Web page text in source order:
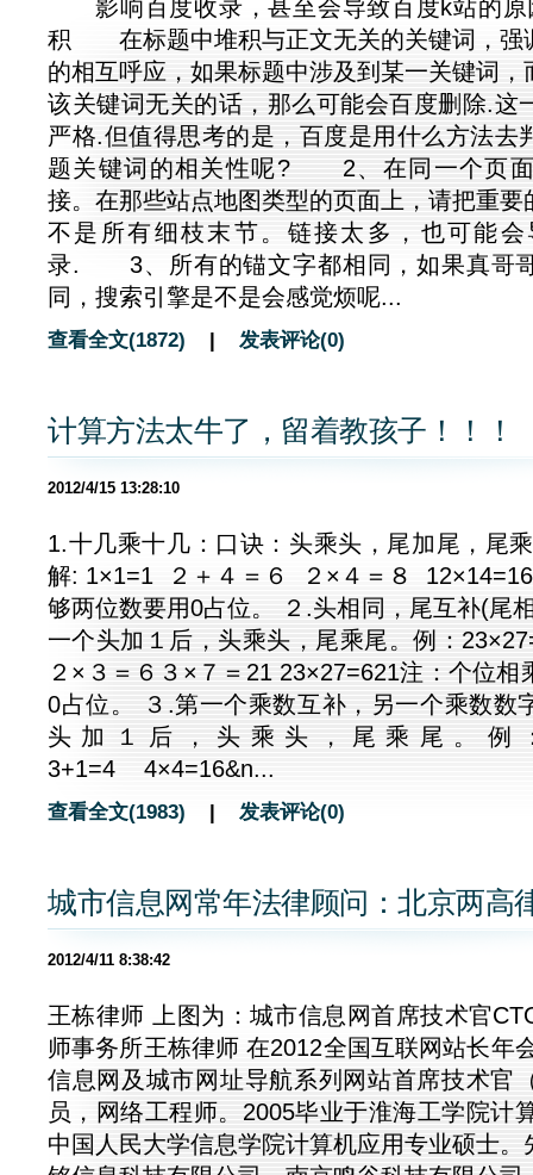
影响百度收录，甚至会导致百度k站的
积 在标题中堆积与正文无关的关键词，强
的相互呼应，如果标题中涉及到某一关键词
该关键词无关的话，那么可能会百度删除.这
严格.但值得思考的是，百度是用什么方法去
题关键词的相关性呢? 2、在同一个页面
接。在那些站点地图类型的页面上，请把重要
不是所有细枝末节。链接太多，也可能
录. 3、所有的锚文字都相同，如果真哥
同，搜索引擎是不是会感觉烦呢...
查看全文(1872) | 发表评论(0)
计算方法太牛了，留着教孩子！！！
2012/4/15 13:28:10
1.十几乘十几：口诀：头乘头，尾加尾，尾
解: 1×1=1 ２＋４＝６ ２×４＝８
够两位数要用0占位。 ２.头相同，尾互补(尾
一个头加１后，头乘头，尾乘尾。例：
２×３＝６３×７＝21 23×27=621注：个位相
0占位。 ３.第一个乘数互补，另一个乘数数
头加１后，头乘头，尾乘尾。例
3+1=4 4×4=16&n...
查看全文(1983) | 发表评论(0)
城市信息网常年法律顾问：北京两高
2012/4/11 8:38:42
王栋律师 上图为：城市信息网首席技术官
师事务所王栋律师 在2012全国互联网站长年
信息网及城市网址导航系列网站首席技术官
员，网络工程师。2005毕业于淮海工学院计
中国人民大学信息学院计算机应用专业硕士